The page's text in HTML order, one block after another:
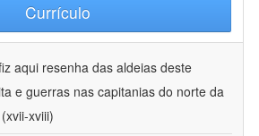
Currículo
aqui resenha das aldeias deste
e guerras nas capitanias do norte da
xviii)